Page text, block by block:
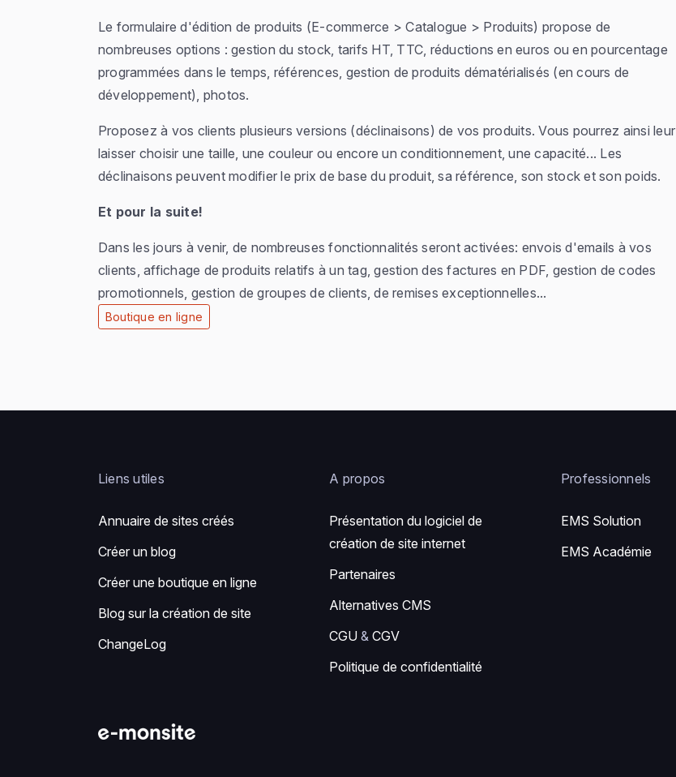
Le formulaire d'édition de produits (E-commerce > Catalogue > Produits) propose de
nombreuses options : gestion du stock, tarifs HT, TTC, réductions en euros ou en pourcentage
programmées dans le temps, références, gestion de produits dématérialisés (en cours de
développement), photos.
Proposez à vos clients plusieurs versions (déclinaisons) de vos produits. Vous pourrez ainsi leur
laisser choisir une taille, une couleur ou encore un conditionnement, une capacité... Les
déclinaisons peuvent modifier le prix de base du produit, sa référence, son stock et son poids.
Et pour la suite!
Dans les jours à venir, de nombreuses fonctionnalités seront activées: envois d'emails à vos
clients, affichage de produits relatifs à un tag, gestion des factures en PDF, gestion de codes
promotionnels, gestion de groupes de clients, de remises exceptionnelles...
Boutique en ligne
Liens utiles
Annuaire de sites créés
Créer un blog
Créer une boutique en ligne
Blog sur la création de site
ChangeLog
A propos
Présentation du logiciel de
création de site internet
Partenaires
Alternatives CMS
CGU &CGV
Politique de confidentialité
Professionnels
EMS Solution
EMS Académie